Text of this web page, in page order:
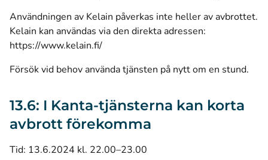
Användningen av Kelain påverkas inte heller av avbrottet.
Kelain kan användas via den direkta adressen:
https://www.kelain.fi/
Försök vid behov använda tjänsten på nytt om en stund.
13.6: I Kanta-tjänsterna kan korta
avbrott förekomma
Tid: 13.6.2024 kl. 22.00–23.00